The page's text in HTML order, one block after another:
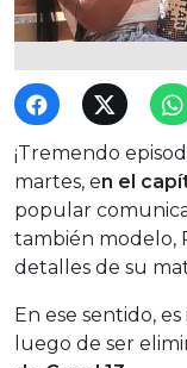
¡Tremendo
martes, en el
popular
también modelo,
detalles de su
En ese sentido,
luego de ser